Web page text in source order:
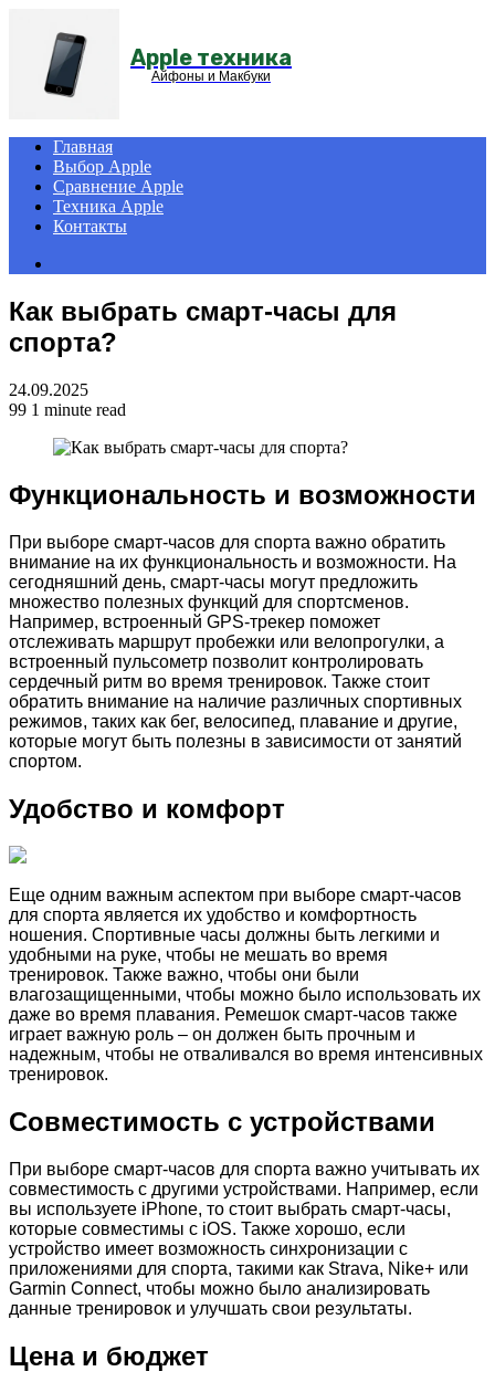
Apple техника
Айфоны и Макбуки
Главная
Выбор Apple
Сравнение Apple
Техника Apple
Контакты
Как выбрать смарт-часы для
спорта?
24.09.2025
99 1 minute read
Функциональность и возможности
При выборе смарт-часов для спорта важно обратить
внимание на их функциональность и возможности. На
сегодняшний день, смарт-часы могут предложить
множество полезных функций для спортсменов.
Например, встроенный GPS-трекер поможет
отслеживать маршрут пробежки или велопрогулки, а
встроенный пульсометр позволит контролировать
сердечный ритм во время тренировок. Также стоит
обратить внимание на наличие различных спортивных
режимов, таких как бег, велосипед, плавание и другие,
которые могут быть полезны в зависимости от занятий
спортом.
Удобство и комфорт
Еще одним важным аспектом при выборе смарт-часов
для спорта является их удобство и комфортность
ношения. Спортивные часы должны быть легкими и
удобными на руке, чтобы не мешать во время
тренировок. Также важно, чтобы они были
влагозащищенными, чтобы можно было использовать их
даже во время плавания. Ремешок смарт-часов также
играет важную роль – он должен быть прочным и
надежным, чтобы не отваливался во время интенсивных
тренировок.
Совместимость с устройствами
При выборе смарт-часов для спорта важно учитывать их
совместимость с другими устройствами. Например, если
вы используете iPhone, то стоит выбрать смарт-часы,
которые совместимы с iOS. Также хорошо, если
устройство имеет возможность синхронизации с
приложениями для спорта, такими как Strava, Nike+ или
Garmin Connect, чтобы можно было анализировать
данные тренировок и улучшать свои результаты.
Цена и бюджет